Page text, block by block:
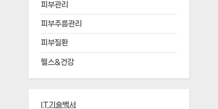
피부관리
피부주름관리
피부질환
헬스&건강
IT기술백서